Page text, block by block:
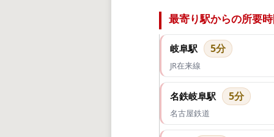
最寄り駅からの所要
岐阜駅 5分
JR在来線
名鉄岐阜駅 5分
名古屋鉄道